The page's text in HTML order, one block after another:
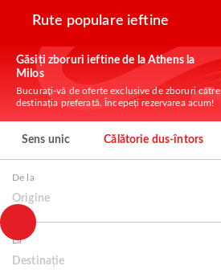
Rute populare ieftine
Găsiți zboruri ieftine de la Athens la
Milos
Bucurați-vă de oferte exclusive de zboruri către
destinația preferată. Începeți rezervarea acum!
Sens unic Călătorie dus-întors
De la
Origine
La
Destinație